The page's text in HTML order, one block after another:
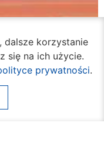
dalsze korzystanie
się na ich użycie.
prywatności.